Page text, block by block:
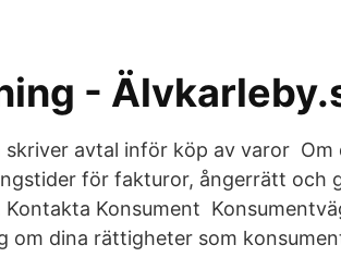
-
avtal inför köp av varor Om
för fakturor, ångerrätt och
Konsument
om dina rättigheter som